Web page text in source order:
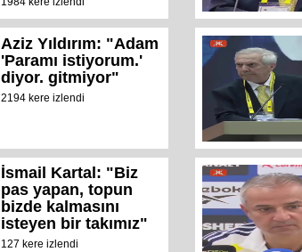
Aziz Yıldırım: "Adam
'Paramı istiyorum.'
diyor. gitmiyor"
2194 kere izlendi
İsmail Kartal: "Biz
pas yapan, topun
bizde kalmasını
isteyen bir takımız"
127 kere izlendi